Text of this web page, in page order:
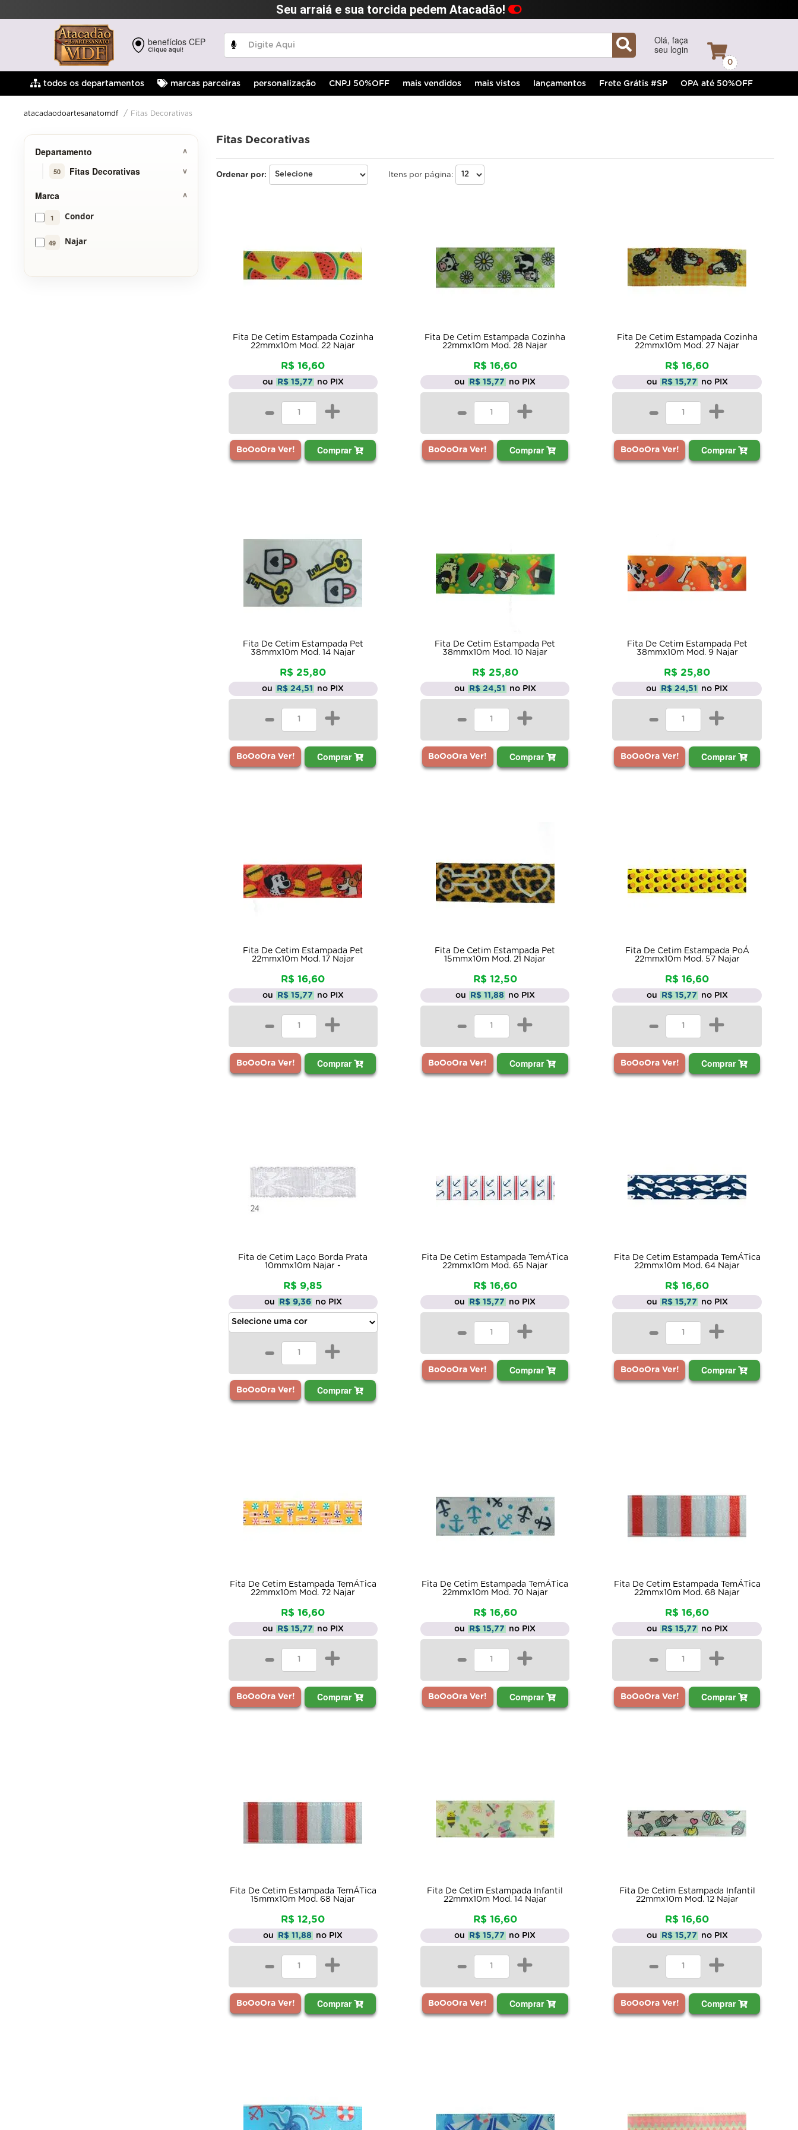
Seu arraiá e sua torcida pedem Atacadão!
benefícios CEP
Clique aqui!
Olá, faça
seu login
0
todos os departamentos marcas parceiras personalização CNPJ 50%OFF mais vendidos mais vistos lançamentos Frete Grátis #SP OPA até 50%OFF
atacadaodoartesanatomdf Fitas Decorativas
Departamento
50 Fitas Decorativas
Marca
1 Condor
49 Najar
Fitas Decorativas
Ordenar por: Itens por página:
Fita De Cetim Estampada Cozinha
22mmx10m Mod. 22 Najar
R$ 16,60
ou R$ 15,77 no PIX
- +
BoOoOra Ver! Comprar
Fita De Cetim Estampada Cozinha
22mmx10m Mod. 28 Najar
R$ 16,60
ou R$ 15,77 no PIX
- +
BoOoOra Ver! Comprar
Fita De Cetim Estampada Cozinha
22mmx10m Mod. 27 Najar
R$ 16,60
ou R$ 15,77 no PIX
- +
BoOoOra Ver! Comprar
Fita De Cetim Estampada Pet
38mmx10m Mod. 14 Najar
R$ 25,80
ou R$ 24,51 no PIX
- +
BoOoOra Ver! Comprar
Fita De Cetim Estampada Pet
38mmx10m Mod. 10 Najar
R$ 25,80
ou R$ 24,51 no PIX
- +
BoOoOra Ver! Comprar
Fita De Cetim Estampada Pet
38mmx10m Mod. 9 Najar
R$ 25,80
ou R$ 24,51 no PIX
- +
BoOoOra Ver! Comprar
Fita De Cetim Estampada Pet
22mmx10m Mod. 17 Najar
R$ 16,60
ou R$ 15,77 no PIX
- +
BoOoOra Ver! Comprar
Fita De Cetim Estampada Pet
15mmx10m Mod. 21 Najar
R$ 12,50
ou R$ 11,88 no PIX
- +
BoOoOra Ver! Comprar
Fita De Cetim Estampada PoÁ
22mmx10m Mod. 57 Najar
R$ 16,60
ou R$ 15,77 no PIX
- +
BoOoOra Ver! Comprar
Fita de Cetim Laço Borda Prata
10mmx10m Najar -
R$ 9,85
ou R$ 9,36 no PIX
- +
BoOoOra Ver! Comprar
Fita De Cetim Estampada TemÁTica
22mmx10m Mod. 65 Najar
R$ 16,60
ou R$ 15,77 no PIX
- +
BoOoOra Ver! Comprar
Fita De Cetim Estampada TemÁTica
22mmx10m Mod. 64 Najar
R$ 16,60
ou R$ 15,77 no PIX
- +
BoOoOra Ver! Comprar
Fita De Cetim Estampada TemÁTica
22mmx10m Mod. 72 Najar
R$ 16,60
ou R$ 15,77 no PIX
- +
BoOoOra Ver! Comprar
Fita De Cetim Estampada TemÁTica
22mmx10m Mod. 70 Najar
R$ 16,60
ou R$ 15,77 no PIX
- +
BoOoOra Ver! Comprar
Fita De Cetim Estampada TemÁTica
22mmx10m Mod. 68 Najar
R$ 16,60
ou R$ 15,77 no PIX
- +
BoOoOra Ver! Comprar
Fita De Cetim Estampada TemÁTica
15mmx10m Mod. 68 Najar
R$ 12,50
ou R$ 11,88 no PIX
- +
BoOoOra Ver! Comprar
Fita De Cetim Estampada Infantil
22mmx10m Mod. 14 Najar
R$ 16,60
ou R$ 15,77 no PIX
- +
BoOoOra Ver! Comprar
Fita De Cetim Estampada Infantil
22mmx10m Mod. 12 Najar
R$ 16,60
ou R$ 15,77 no PIX
- +
BoOoOra Ver! Comprar